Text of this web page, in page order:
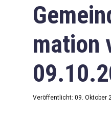
mation
Veröffentlicht: 09. Oktober